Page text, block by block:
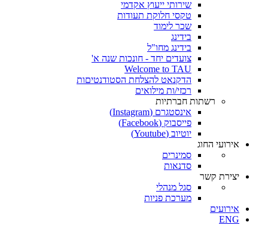
שירותי ייעוץ אקדמי
טקסי חלוקת תעודות
שכר לימוד
בידינג
בידינג מחו"ל
צועדים יחד - חונכות שנה א'
Welcome to TAU
הדקנאט להצלחת הסטודנטיםות
רכזי/ות מילואים
רשתות חברתיות
אינסטגרם (Instagram)
פייסבוק (Facebook)
יוטיוב (Youtube)
אירועי החוג
סמינרים
סדנאות
יצירת קשר
סגל מנהלי
מערכת פניות
אירועים
ENG